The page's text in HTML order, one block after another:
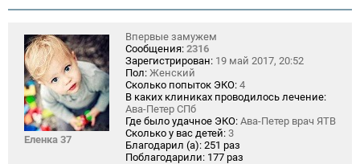
Еленка 37
Впервые замужем
Сообщения: 2316
Зарегистрирован: 19 май 2017, 20:52
Пол: Женский
Сколько попыток ЭКО: 4
В каких клиниках проводилось лечение:
Ава-Петер СПб
Где было удачное ЭКО: Ава-Петер врач ЯТВ
Сколько у вас детей: 3
Благодарил (а): 251 раз
Поблагодарили: 177 раз